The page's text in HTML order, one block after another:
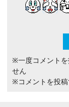
※一度コメントを
せん
※コメントを投